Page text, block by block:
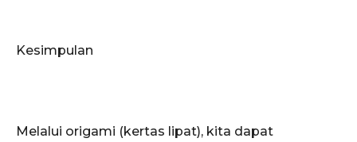
Kesimpulan
Melalui origami (kertas lipat), kita dapat